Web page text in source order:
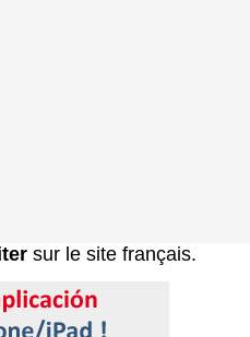
sur le site français.